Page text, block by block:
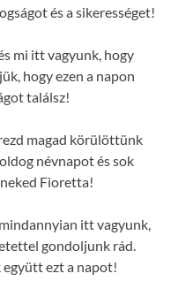
és a sikerességet!
mi itt vagyunk, hogy
hogy ezen a napon
találsz!
magad körülöttünk
névnapot és sok
Fioretta!
itt vagyunk,
gondoljunk rád.
ezt a napot!